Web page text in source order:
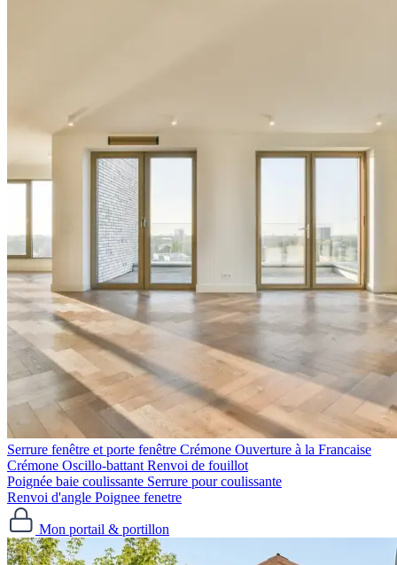
Serrure fenêtre et porte fenêtre
Crémone Ouverture à la Francaise
Crémone Oscillo-battant Renvoi de fouillot
Poignée baie coulissante Serrure pour coulissante
Renvoi d'angle Poignee fenetre
Mon portail & portillon